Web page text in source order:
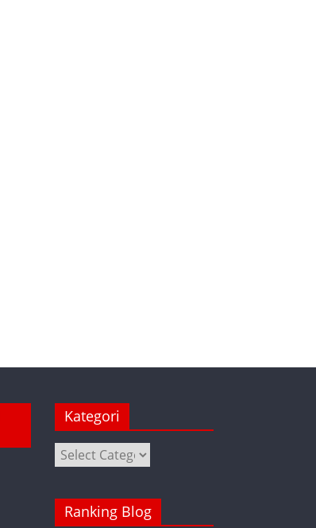
Kategori
Kategori
Ranking Blog